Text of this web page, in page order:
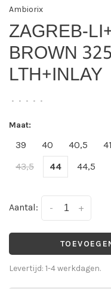
Ambiorix
ZAGREB-
BROWN
LTH+INLAY
• • • • •
Maat:
39 40 40,5 41
43,5
44 44,5
Aantal: +
-
Levertijd: 1-4 werkdagen.